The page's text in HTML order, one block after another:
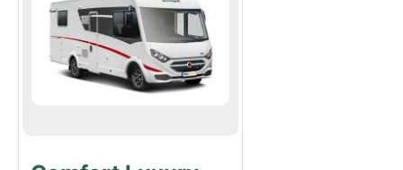
do řady maui. Mikrovlnná
trouba musí být připojena k síti
240V, aby fungovala. Topení v
hlavní kabině funguje na naftu.
Postaveno na podvozku